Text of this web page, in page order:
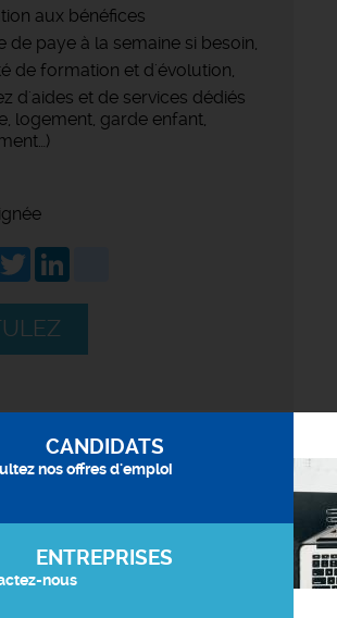
aux bénéfices
de paye à la semaine si besoin,
de formation et d'évolution,
d'aides et de services dédiés
logement, garde enfant,
Twitter
CANDIDATS
nos offres d'emploi
ENTREPRISES
nous